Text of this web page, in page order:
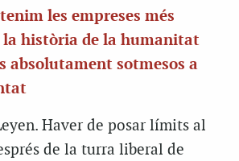
les empreses més
la història de la humanitat
absolutament sotmesos a
Haver de posar límits al
de la turra liberal de